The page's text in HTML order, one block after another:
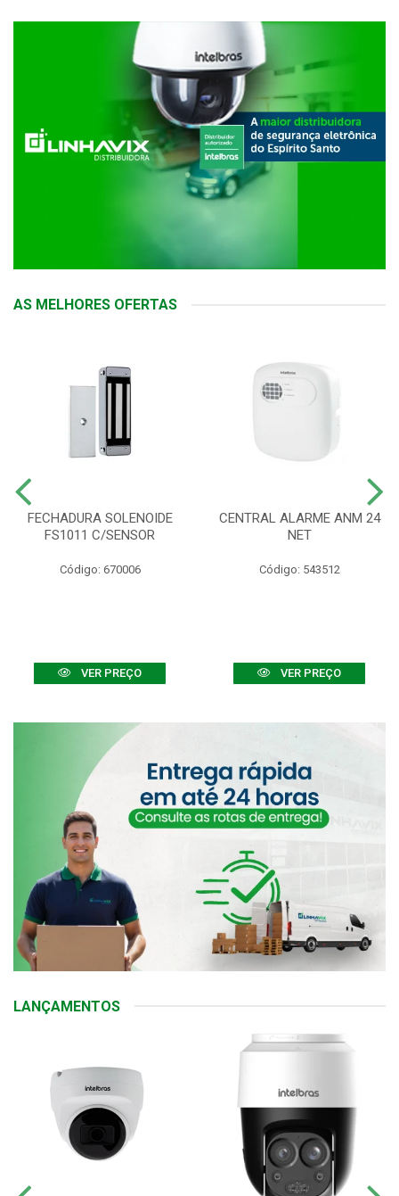
AS MELHORES OFERTAS
FECHADURA SOLENOIDE
FS1011 C/SENSOR
Código: 670006
VER PREÇO
CENTRAL ALARME ANM 24
NET
Código: 543512
VER PREÇO
LANÇAMENTOS